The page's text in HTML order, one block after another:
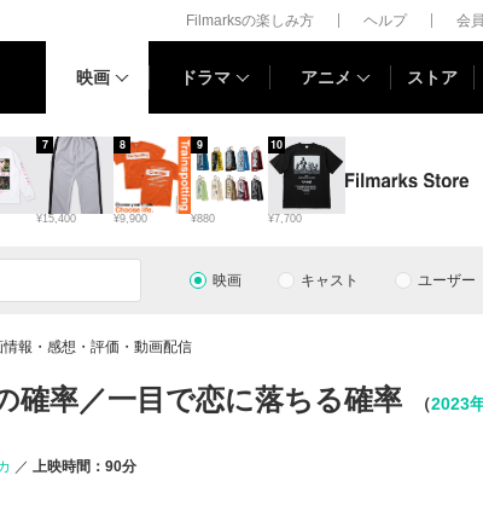
Filmarksの楽しみ方 ヘルプ 会
映画 ドラマ アニメ ストア
¥15,400
7
¥9,900
8
¥880
9
¥7,700
10
映画 キャスト ユーザー
報・感想・評価・動画配信
確率／一目で恋に落ちる確率 （2023
上映時間：90分